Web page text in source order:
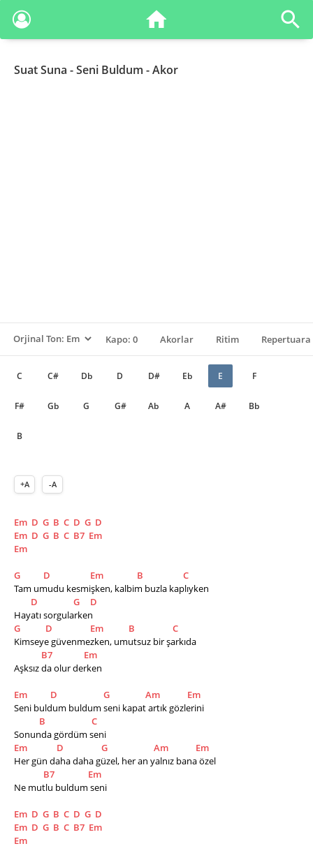
Suat Suna - Seni Buldum - Akor
Kapo: 0 Akorlar Ritim Repertuara
C C# Db D D# Eb E F
F# Gb G G# Ab A A# Bb
B
+A -A
Em D G B C D G D
Em D G B C B7 Em
Em
G D Em B
C
Tam umudu kesmişken, kalbim buzla kaplıyken
D
G
D
Hayatı sorgularken
G
D Em B
C
Kimseye güvenmezken, umutsuz bir şarkıda
B7
Em
Aşksız da olur derken
Em D G Am
Em
Seni buldum buldum seni kapat artık gözlerini
B
C
Sonunda gördüm seni
Em
D G Am
Em
Her gün daha daha güzel, her an yalnız bana özel
B7
Em
Ne mutlu buldum seni
Em D G B C D G D
Em D G B C B7 Em
Em